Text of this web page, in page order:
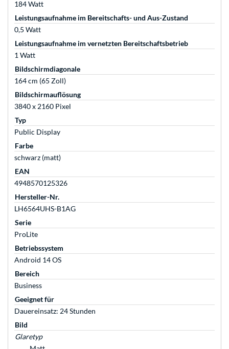
184 Watt
Leistungsaufnahme im Bereitschafts- und Aus-Zustand
0,5 Watt
Leistungsaufnahme im vernetzten Bereitschaftsbetrieb
1 Watt
Bildschirmdiagonale
164 cm (65 Zoll)
Bildschirmauflösung
3840 x 2160 Pixel
Typ
Public Display
Farbe
schwarz (matt)
EAN
4948570125326
Hersteller-Nr.
LH6564UHS-B1AG
Serie
ProLite
Betriebssystem
Android 14 OS
Bereich
Business
Geeignet für
Dauereinsatz: 24 Stunden
Bild
Glaretyp